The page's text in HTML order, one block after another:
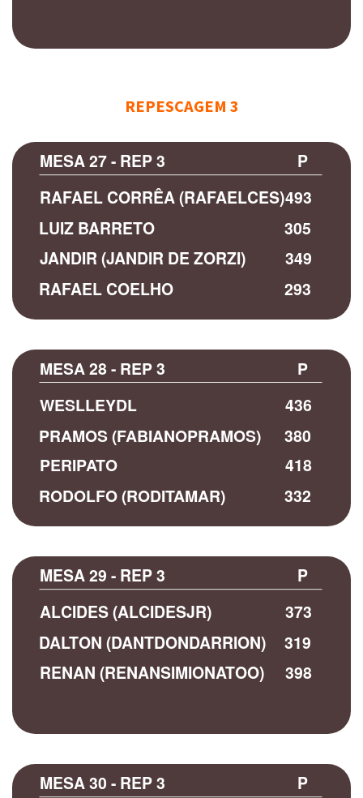
REPESCAGEM 3
P
MESA 27 - REP 3
493
305
RAFAEL CORRÊA (RAFAELCES)
LUIZ BARRETO
349
293
JANDIR (JANDIR DE ZORZI)
RAFAEL COELHO
P
MESA 28 - REP 3
436
380
WESLLEYDL
PRAMOS (FABIANOPRAMOS)
418
332
PERIPATO
RODOLFO (RODITAMAR)
P
MESA 29 - REP 3
373
319
ALCIDES (ALCIDESJR)
DALTON (DANTDONDARRION)
398
RENAN (RENANSIMIONATOO)
P
MESA 30 - REP 3